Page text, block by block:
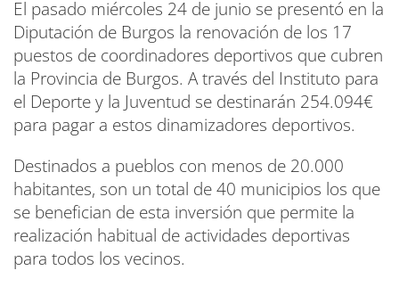
El pasado miércoles 24 de junio se presentó en la
Diputación de Burgos la renovación de los 17
puestos de coordinadores deportivos que cubren
la Provincia de Burgos. A través del Instituto para
el Deporte y la Juventud se destinarán 254.094€
para pagar a estos dinamizadores deportivos.
Destinados a pueblos con menos de 20.000
habitantes, son un total de 40 municipios los que
se benefician de esta inversión que permite la
realización habitual de actividades deportivas
para todos los vecinos.